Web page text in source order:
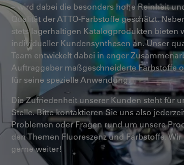
– wird dabei die besonders hohe Reinheit
Qualität der ATTO-Farbstoffe geschätzt.
stets lagerhaltigen Katalogprodukten bieten
individueller Kundensynthesen an. Unser
Team entwickelt dabei in enger
Auftraggeber maßgeschneiderte Farbstoffe
für seine spezielle Anwendung.
Die Zufriedenheit unserer Kunden steht für
Stelle. Bitte kontaktieren Sie uns also
Problemen oder Fragen rund um unsere
den Themen Fluoreszenz und Farbstoffe.
gerne weiter!